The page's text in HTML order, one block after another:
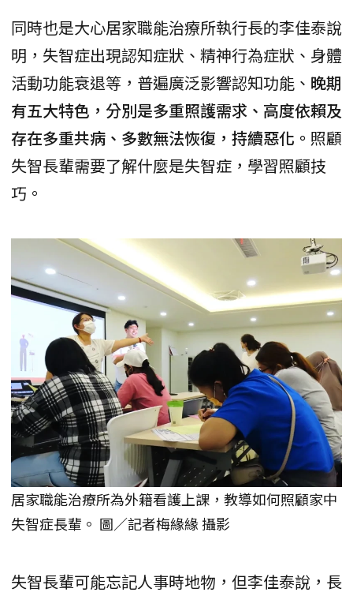
同時也是大心居家職能治療所執行長的李佳泰說
明，失智症出現認知症狀、精神行為症狀、身體
活動功能衰退等，普遍廣泛影響認知功能、 晚期
有五大特色，分別是多重照護需求、高度依賴及
存在多重共病、多數無法恢復，持續惡化。 照顧
失智長輩需要了解什麼是失智症，學習照顧技
巧。
居家職能治療所為外籍看護上課，教導如何照顧家中
失智症長輩。 圖／記者梅緣緣 攝影
失智長輩可能忘記人事時地物，但李佳泰說，長